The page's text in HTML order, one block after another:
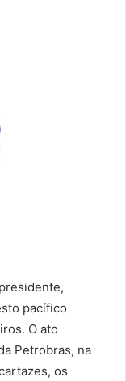
pacífico
O ato
Petrobras, na
os